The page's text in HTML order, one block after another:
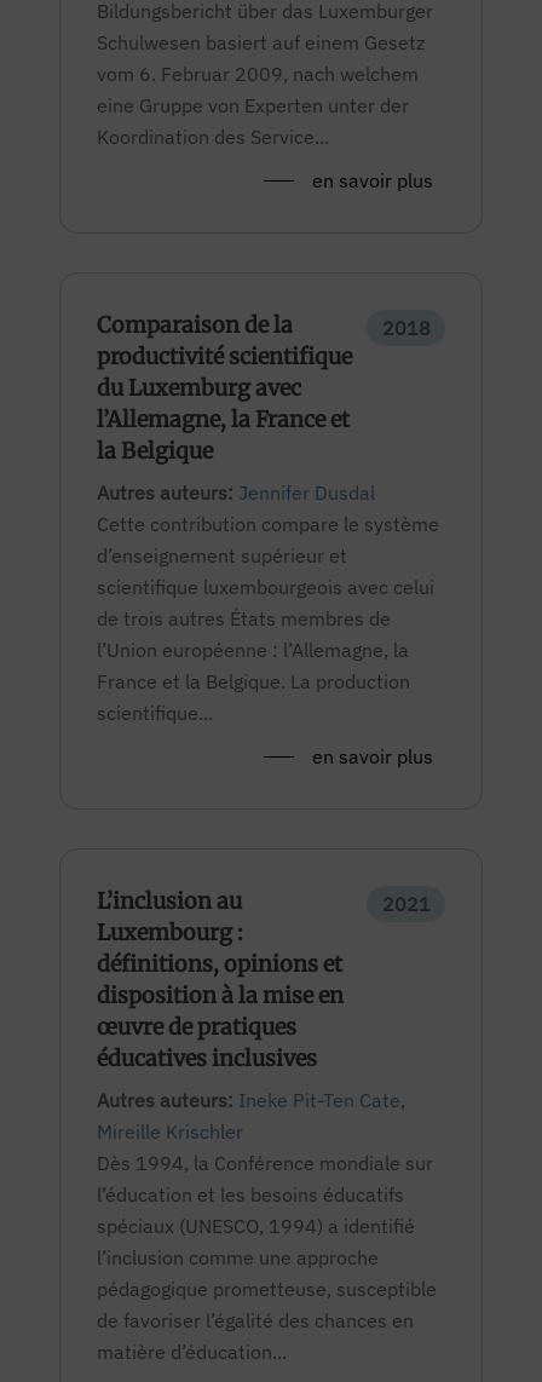
Bildungsbericht über das Luxemburger
Schulwesen basiert auf einem Gesetz
vom 6. Februar 2009, nach welchem
eine Gruppe von Experten unter der
Koordination des Service...
en savoir plus
Comparaison de la
productivité scientifique
du Luxemburg avec
l’Allemagne, la France et
la Belgique
2018
Autres auteurs: Jennifer Dusdal
Cette contribution compare le système
d’enseignement supérieur et
scientifique luxembourgeois avec celui
de trois autres États membres de
l’Union européenne : l’Allemagne, la
France et la Belgique. La production
scientifique...
en savoir plus
L’inclusion au
Luxembourg :
définitions, opinions et
disposition à la mise en
œuvre de pratiques
éducatives inclusives
2021
Autres auteurs: Ineke Pit-Ten Cate,
Mireille Krischler
Dès 1994, la Conférence mondiale sur
l’éducation et les besoins éducatifs
spéciaux (UNESCO, 1994) a identifié
l’inclusion comme une approche
pédagogique prometteuse, susceptible
de favoriser l’égalité des chances en
matière d’éducation...